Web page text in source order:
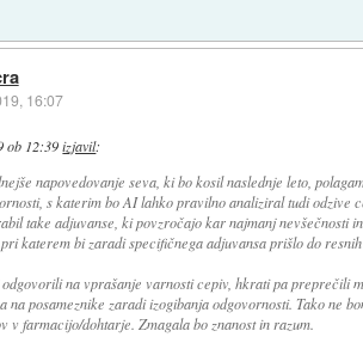
16:07
ob 12:39 izjavil:
napovedovanje seva, ki bo kosil naslednje leto,
s katerim bo AI lahko pravilno analiziral tudi odzive
take adjuvanse, ki povzročajo kar najmanj nevšečnosti
katerem bi zaradi specifičnega adjuvansa prišlo do
na vprašanje varnosti cepiv, hkrati pa preprečili
na posameznike zaradi izogibanja odgovornosti. Tako ne
v farmacijo/dohtarje. Zmagala bo znanost in razum.